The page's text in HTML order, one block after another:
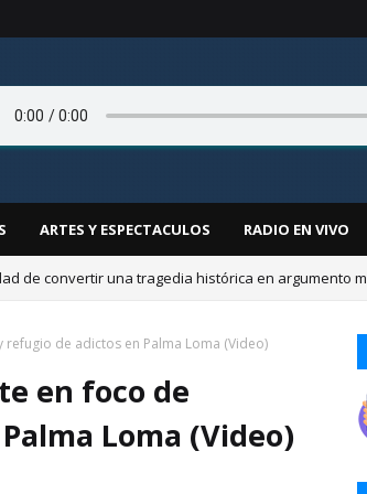
ARTES Y ESPECTACULOS RADIO EN VIVO
años fallece tras ser atropellada por un colectivo.
de adictos en Palma Loma (Video)
en foco de
Loma (Video)